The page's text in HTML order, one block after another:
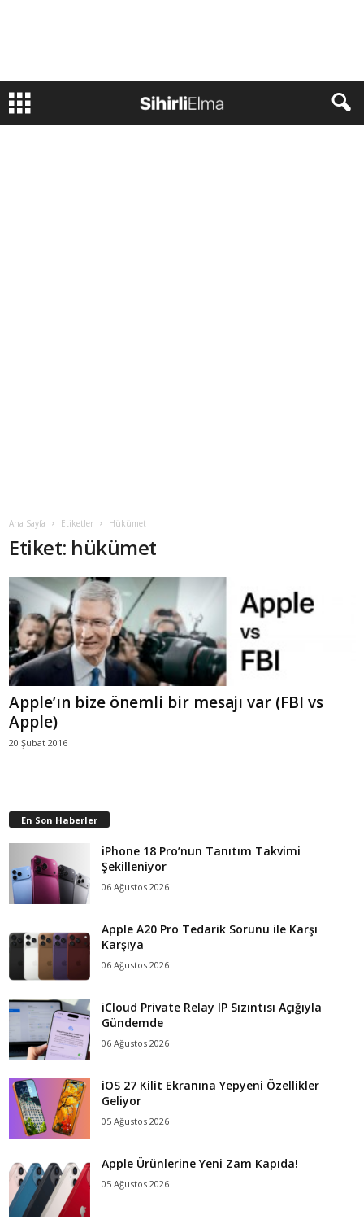
Ana Sayfa Etiketler Hükümet
Etiket: hükümet
Apple’ın bize önemli bir mesajı var (FBI vs
Apple)
20 Şubat 2016
En Son Haberler
iPhone 18 Pro’nun Tanıtım Takvimi
Şekilleniyor
06 Ağustos 2026
Apple A20 Pro Tedarik Sorunu ile Karşı
Karşıya
06 Ağustos 2026
iCloud Private Relay IP Sızıntısı Açığıyla
Gündemde
06 Ağustos 2026
iOS 27 Kilit Ekranına Yepyeni Özellikler
Geliyor
05 Ağustos 2026
Apple Ürünlerine Yeni Zam Kapıda!
05 Ağustos 2026